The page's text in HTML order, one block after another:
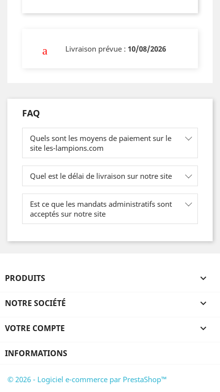
Livraison prévue : 10/08/2026
FAQ
Quels sont les moyens de paiement sur le
site les-lampions.com
Quel est le délai de livraison sur notre site
Est ce que les mandats administratifs sont
acceptés sur notre site
PRODUITS 
NOTRE SOCIÉTÉ 
VOTRE COMPTE 
INFORMATIONS
© 2026 - Logiciel e-commerce par PrestaShop™